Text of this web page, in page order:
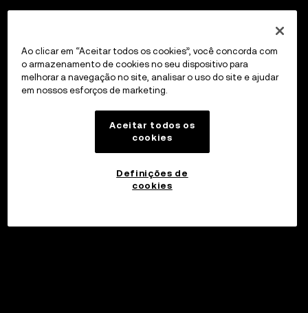
Ao clicar em “Aceitar todos os cookies”, você concorda com
o armazenamento de cookies no seu dispositivo para
melhorar a navegação no site, analisar o uso do site e ajudar
em nossos esforços de marketing.
Aceitar todos os
cookies
Definições de
cookies